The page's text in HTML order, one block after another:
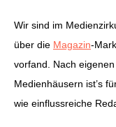
Wir sind im
über die Magazin-
vorfand. Nach
Medienhäusern ist’s
wie einflussreiche